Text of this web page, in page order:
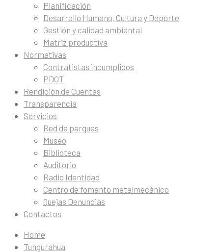
Planificación
Desarrollo Humano, Cultura y Deporte
Gestión y calidad ambiental
Matriz productiva
Normativas
Contratistas incumplidos
PDOT
Rendición de Cuentas
Transparencia
Servicios
Red de parques
Museo
Biblioteca
Auditorio
Radio Identidad
Centro de fomento metalmecánico
Quejas Denuncias
Contactos
Home
Tungurahua